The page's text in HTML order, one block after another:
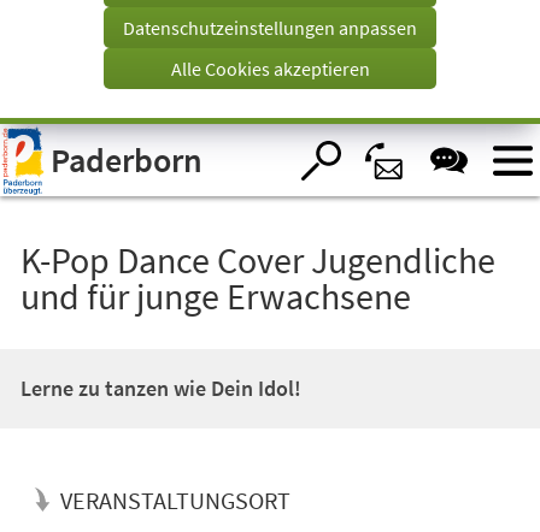
Visuelle
Assistenzsoftware
öffnen.
Tab)
Datenschutzeinstellungen anpassen
Alle Cookies akzeptieren
Paderborn
K-Pop Dance Cover Jugendliche
und für junge Erwachsene
Lerne zu tanzen wie Dein Idol!
VERANSTALTUNGSORT